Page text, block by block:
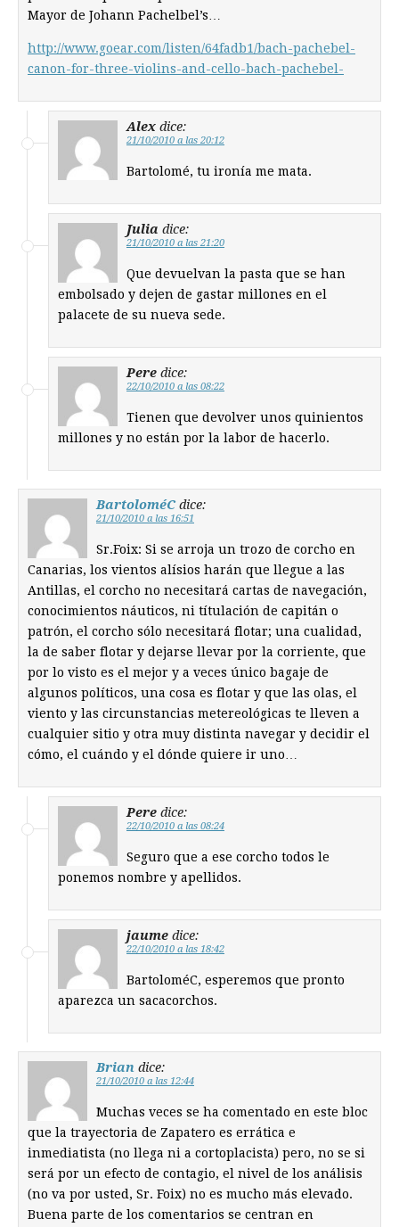
Mayor de Johann Pachelbel’s…
http://www.goear.com/listen/64fadb1/bach-pachebel-
canon-for-three-violins-and-cello-bach-pachebel-
Alex dice:
21/10/2010 a las 20:12
Bartolomé, tu ironía me mata.
Julia dice:
21/10/2010 a las 21:20
Que devuelvan la pasta que se han
embolsado y dejen de gastar millones en el
palacete de su nueva sede.
Pere dice:
22/10/2010 a las 08:22
Tienen que devolver unos quinientos
millones y no están por la labor de hacerlo.
BartoloméC dice:
21/10/2010 a las 16:51
Sr.Foix: Si se arroja un trozo de corcho en
Canarias, los vientos alísios harán que llegue a las
Antillas, el corcho no necesitará cartas de navegación,
conocimientos náuticos, ni títulación de capitán o
patrón, el corcho sólo necesitará flotar; una cualidad,
la de saber flotar y dejarse llevar por la corriente, que
por lo visto es el mejor y a veces único bagaje de
algunos políticos, una cosa es flotar y que las olas, el
viento y las circunstancias metereológicas te lleven a
cualquier sitio y otra muy distinta navegar y decidir el
cómo, el cuándo y el dónde quiere ir uno…
Pere dice:
22/10/2010 a las 08:24
Seguro que a ese corcho todos le
ponemos nombre y apellidos.
jaume dice:
22/10/2010 a las 18:42
BartoloméC, esperemos que pronto
aparezca un sacacorchos.
Brian dice:
21/10/2010 a las 12:44
Muchas veces se ha comentado en este bloc
que la trayectoria de Zapatero es errática e
inmediatista (no llega ni a cortoplacista) pero, no se si
será por un efecto de contagio, el nivel de los análisis
(no va por usted, Sr. Foix) no es mucho más elevado.
Buena parte de los comentarios se centran en